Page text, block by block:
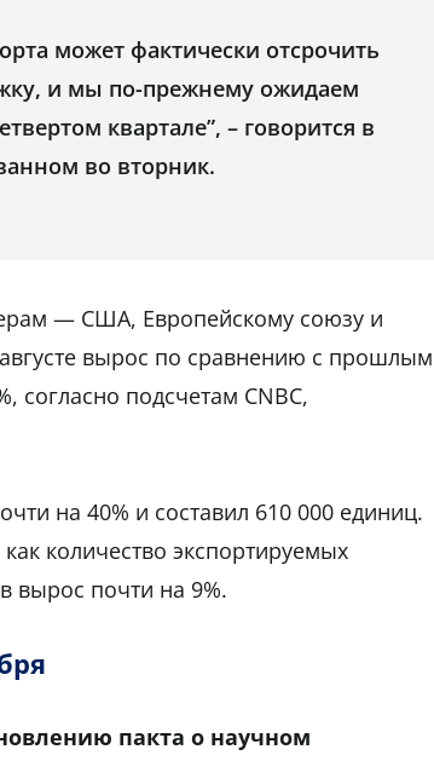
может фактически отсрочить
и мы по-прежнему ожидаем
квартале”, – говорится в
во вторник.
— США, Европейскому союзу и
вырос по сравнению с прошлым
согласно подсчетам CNBC,
на 40% и составил 610 000 единиц.
количество экспортируемых
вырос почти на 9%.
пакта о научном